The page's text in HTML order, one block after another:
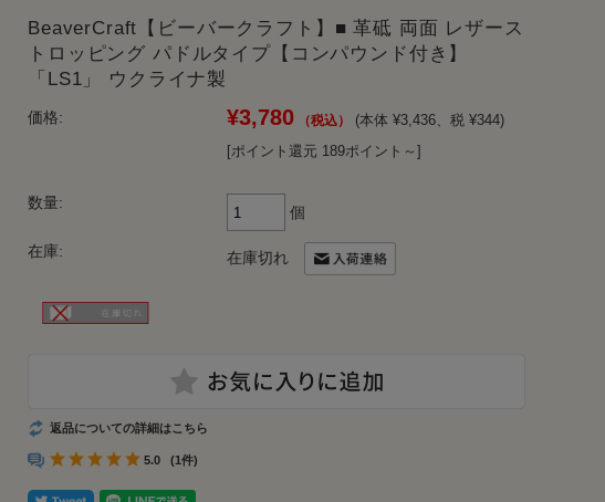
BeaverCraft【ビーバークラフト】■ 革砥 両面 レザース
トロッピング パドルタイプ【コンパウンド付き】
「LS1」 ウクライナ製
価格: ¥3,780
(本体 ¥3,436、税 ¥344)
[ポイント還元 189ポイント～]
数量:
個
在庫: 在庫切れ
返品についての詳細はこちら
5.0 (1件)